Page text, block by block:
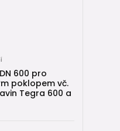
600 pro
poklopem vč.
Tegra 600 a